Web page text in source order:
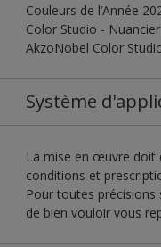
Couleurs de l’Année
Color Studio -
AkzoNobel Color
Système
La mise en œuvre doit
conditions et
Pour toutes
de bien vouloir vous